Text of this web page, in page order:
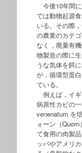
今後10年間
では動物起源
いる。その際
の農業のカテ
なく，廃棄有
物製造の際に
うな気体を餌
が，循環型蛋
ている。
例えば，イ
病原性カビの
venenatum を
ォーン（
て食用の肉製
ッパやアメリ